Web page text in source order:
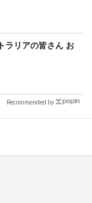
ラリアの皆さん お
Recommended by